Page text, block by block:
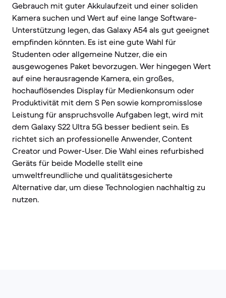
Gebrauch mit guter Akkulaufzeit und einer soliden
Kamera suchen und Wert auf eine lange Software-
Unterstützung legen, das Galaxy A54 als gut geeignet
empfinden könnten. Es ist eine gute Wahl für
Studenten oder allgemeine Nutzer, die ein
ausgewogenes Paket bevorzugen. Wer hingegen Wert
auf eine herausragende Kamera, ein großes,
hochauflösendes Display für Medienkonsum oder
Produktivität mit dem S Pen sowie kompromisslose
Leistung für anspruchsvolle Aufgaben legt, wird mit
dem Galaxy S22 Ultra 5G besser bedient sein. Es
richtet sich an professionelle Anwender, Content
Creator und Power-User. Die Wahl eines refurbished
Geräts für beide Modelle stellt eine
umweltfreundliche und qualitätsgesicherte
Alternative dar, um diese Technologien nachhaltig zu
nutzen.